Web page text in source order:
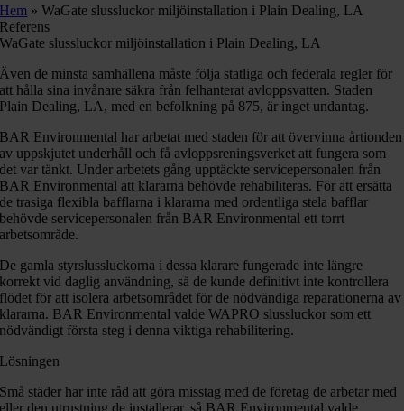
Hem »WaGate slussluckor miljöinstallation i Plain Dealing, LA
Referens
WaGate slussluckor miljöinstallation i Plain Dealing, LA
Även de minsta samhällena måste följa statliga och federala regler för
att hålla sina invånare säkra från felhanterat avloppsvatten. Staden
Plain Dealing, LA, med en befolkning på 875, är inget undantag.
BAR Environmental har arbetat med staden för att övervinna årtionden
av uppskjutet underhåll och få avloppsreningsverket att fungera som
det var tänkt. Under arbetets gång upptäckte servicepersonalen från
BAR Environmental att klararna behövde rehabiliteras. För att ersätta
de trasiga flexibla bafflarna i klararna med ordentliga stela bafflar
behövde servicepersonalen från BAR Environmental ett torrt
arbetsområde.
De gamla styrslussluckorna i dessa klarare fungerade inte längre
korrekt vid daglig användning, så de kunde definitivt inte kontrollera
flödet för att isolera arbetsområdet för de nödvändiga reparationerna av
klararna. BAR Environmental valde WAPRO slussluckor som ett
nödvändigt första steg i denna viktiga rehabilitering.
Lösningen
Små städer har inte råd att göra misstag med de företag de arbetar med
eller den utrustning de installerar, så BAR Environmental valde